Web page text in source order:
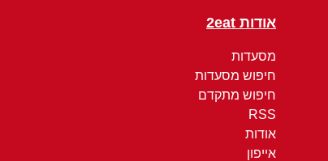
אודות 2eat
מסעדות
חיפוש מסעדות
חיפוש מתקדם
RSS
אודות
אייפון